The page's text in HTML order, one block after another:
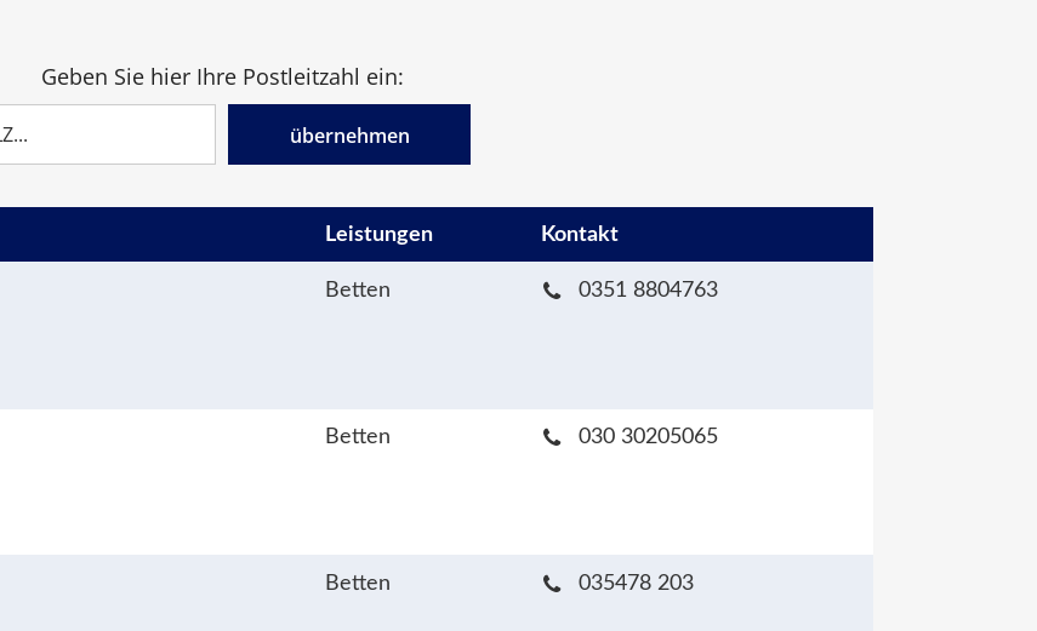
Geben Sie hier Ihre Postleitzahl ein:
übernehmen
Leistungen Kontakt
Betten 0351 8804763
Betten 030 30205065
Betten 035478 203